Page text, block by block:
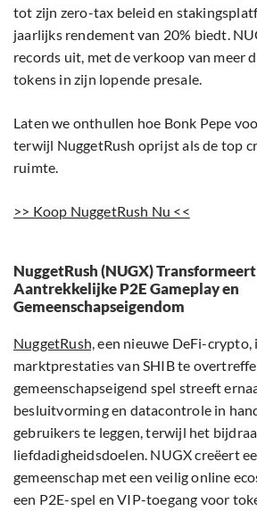
tot zijn zero-tax beleid en
jaarlijks rendement van 20% biedt.
records uit, met de verkoop van meer
tokens in zijn lopende presale.
Laten we onthullen hoe Bonk Pepe
terwijl NuggetRush oprijst als de top
ruimte.
>> Koop NuggetRush Nu <<
NuggetRush (NUGX)
Aantrekkelijke P2E Gameplay en
Gemeenschapseigendom
NuggetRush,een nieuwe DeFi-crypto,
marktprestaties van SHIB te
gemeenschapseigend spel streeft
besluitvorming en datacontrole in
gebruikers te leggen, terwijl het
liefdadigheidsdoelen. NUGX creëert
gemeenschap met een veilig online
een P2E-spel en VIP-toegang voor